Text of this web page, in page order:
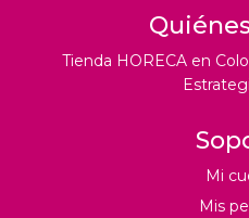
Tienda HORECA en
Mi
Mis